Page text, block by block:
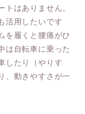
トはありません。
活用したいです
を履くと腰痛がひ
は自転車に乗った
したり（やりす
、動きやすさが一